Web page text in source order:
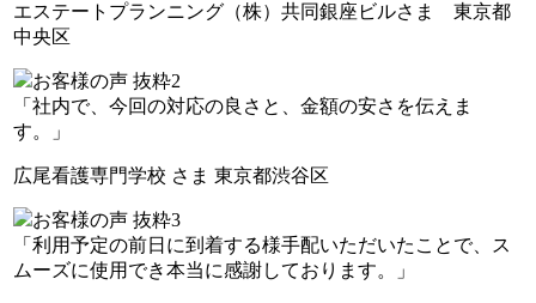
エステートプランニング（株）共同銀座ビルさま 東京都
中央区
「社内で、今回の対応の良さと、金額の安さを伝えま
す。」
広尾看護専門学校 さま 東京都渋谷区
「利用予定の前日に到着する様手配いただいたことで、ス
ムーズに使用でき本当に感謝しております。」